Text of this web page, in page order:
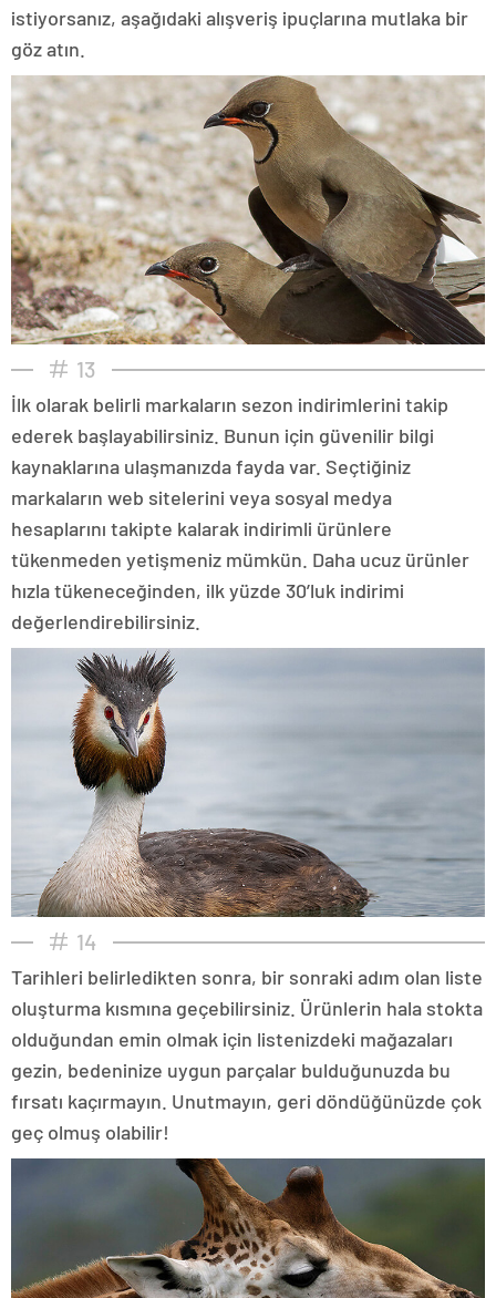
istiyorsanız, aşağıdaki alışveriş ipuçlarına mutlaka bir
göz atın.
13
İlk olarak belirli markaların sezon indirimlerini takip
ederek başlayabilirsiniz. Bunun için güvenilir bilgi
kaynaklarına ulaşmanızda fayda var. Seçtiğiniz
markaların web sitelerini veya sosyal medya
hesaplarını takipte kalarak indirimli ürünlere
tükenmeden yetişmeniz mümkün. Daha ucuz ürünler
hızla tükeneceğinden, ilk yüzde 30’luk indirimi
değerlendirebilirsiniz.
14
Tarihleri belirledikten sonra, bir sonraki adım olan liste
oluşturma kısmına geçebilirsiniz. Ürünlerin hala stokta
olduğundan emin olmak için listenizdeki mağazaları
gezin, bedeninize uygun parçalar bulduğunuzda bu
fırsatı kaçırmayın. Unutmayın, geri döndüğünüzde çok
geç olmuş olabilir!